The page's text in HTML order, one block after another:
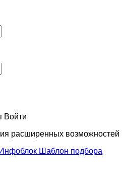
Войти
расширенных возможностей
Инфоблок Шаблон подбора